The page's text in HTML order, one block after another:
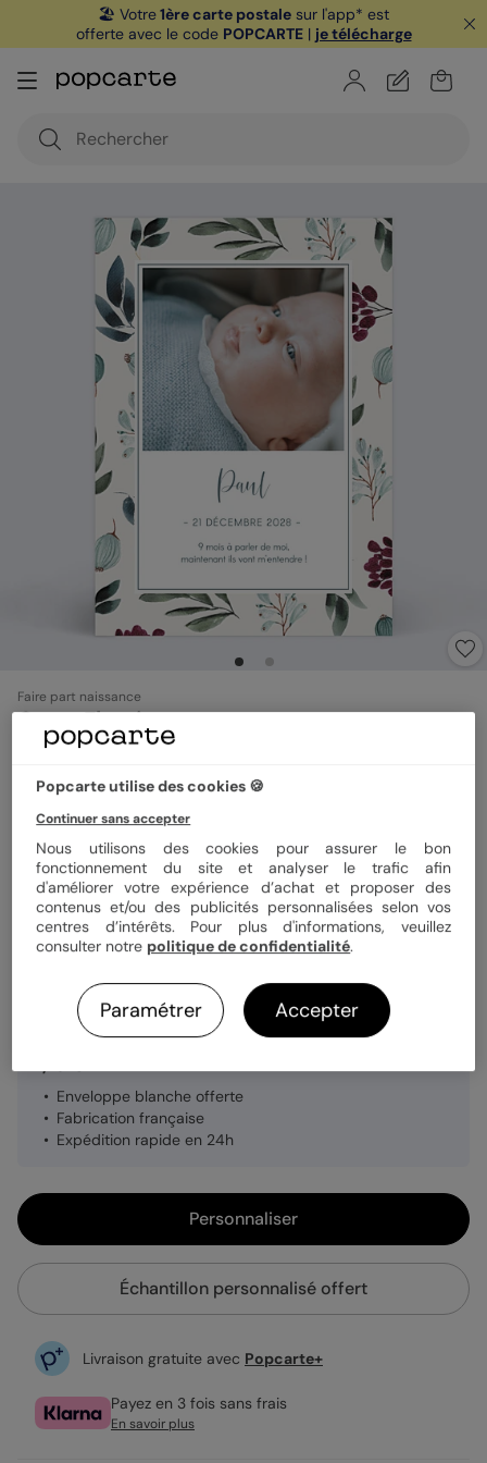
🏖️ Votre1ère carte postale sur l'app* est
offerte avec le code POPCARTE| je télécharge
Faire part naissance
Carte Fleurie
4.5 avis)
Format
Papier Papier Satiné
1,19 €
Enveloppe blanche offerte
Fabrication française
Expédition rapide en 24h
Personnaliser
Échantillon personnalisé offert
Livraison gratuite avec Popcarte+
Payez en 3 fois sans frais
En savoir plus
Popcarte utilise des cookies 🍪
Continuer sans accepter
Nous utilisons des cookies pour assurer le bon
fonctionnement du site et analyser le trafic afin
d'améliorer votre expérience d’achat et proposer des
contenus et/ou des publicités personnalisées selon vos
centres d’intérêts. Pour plus d'informations, veuillez
consulter notre politique de confidentialité.
Paramétrer Accepter